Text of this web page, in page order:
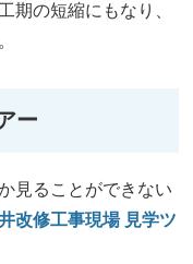
期の短縮にもなり、
ー
見ることができない
改修工事現場 見学ツ